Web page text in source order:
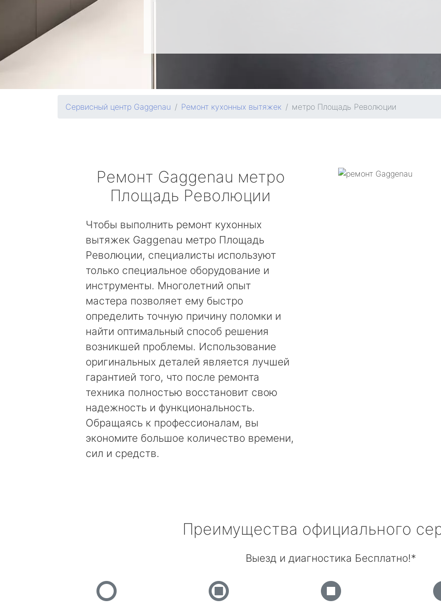
Сервисный центр Gaggenau Ремонт кухонных вытяжек метро Площадь Революции
Ремонт Gaggenau метро
Площадь Революции
Чтобы выполнить ремонт кухонных
вытяжек Gaggenau метро Площадь
Революции, специалисты используют
только специальное оборудование и
инструменты. Многолетний опыт
мастера позволяет ему быстро
определить точную причину поломки и
найти оптимальный способ решения
возникшей проблемы. Использование
оригинальных деталей является лучшей
гарантией того, что после ремонта
техника полностью восстановит свою
надежность и функциональность.
Обращаясь к профессионалам, вы
экономите большое количество времени,
сил и средств.
Преимущества официального
Выезд и диагностика Бесплатно!*